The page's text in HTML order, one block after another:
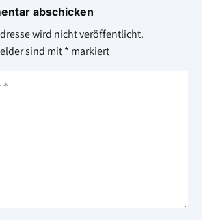
abschicken
wird nicht veröffentlicht.
sind mit* markiert